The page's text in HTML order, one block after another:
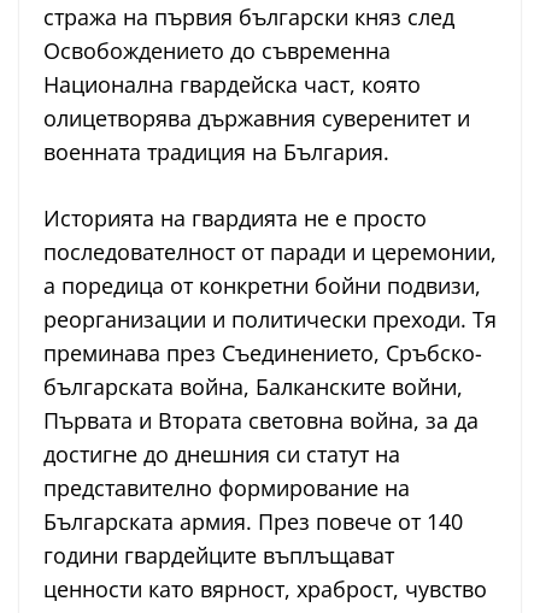
стража на първия български княз след
Освобождението до съвременна
Национална гвардейска част, която
олицетворява държавния суверенитет и
военната традиция на България.
Историята на гвардията не е просто
последователност от паради и церемонии,
а поредица от конкретни бойни подвизи,
реорганизации и политически преходи. Тя
преминава през Съединението, Сръбско-
българската война, Балканските войни,
Първата и Втората световна война, за да
достигне до днешния си статут на
представително формирование на
Българската армия. През повече от 140
години гвардейците въплъщават
ценности като вярност, храброст, чувство